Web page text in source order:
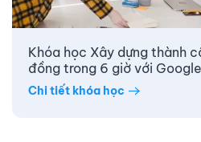
Khóa học Xây dựng thành
đồng trong 6 giờ với
Chi tiết khóa học